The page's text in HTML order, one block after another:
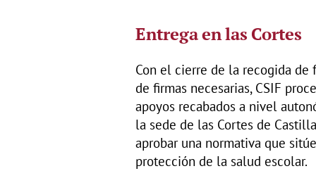
Entrega en las Cortes
Con el cierre de la recogida de
de firmas necesarias, CSIF
apoyos recabados a nivel
la sede de las Cortes de
aprobar una normativa que
protección de la salud escolar.